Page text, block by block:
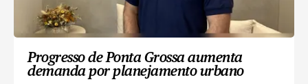
Progresso de Ponta Grossa aumenta
demanda por planejamento urbano